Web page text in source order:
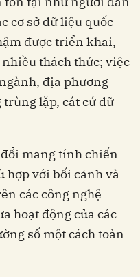
cơ sở dữ liệu quốc
được triển khai,
thách thức; việc
địa phương
lặp, cát cứ dữ
mang tính chiến
hợp với bối cảnh và
các công nghệ
hoạt động của các
số một cách toàn